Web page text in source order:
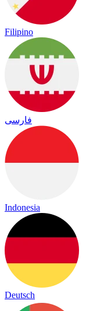
Filipino
فارسی
Indonesia
Deutsch